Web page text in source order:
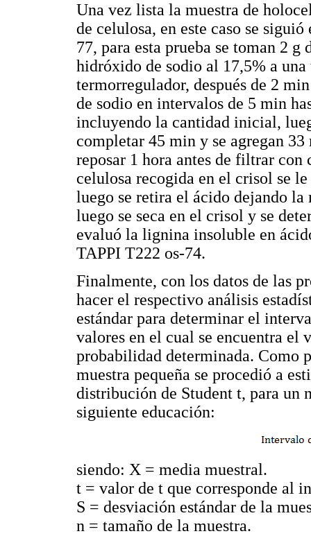
Una vez lista la muestra de
de celulosa, en este caso se
77, para esta prueba se toman 2
hidróxido de sodio al 17,5% a una
termorregulador, después de 2
de sodio en intervalos de 5 min
incluyendo la cantidad inicial,
completar 45 min y se agregan
reposar 1 hora antes de filtrar
celulosa recogida en el crisol se
luego se retira el ácido dejando
luego se seca en el crisol y se
evaluó la lignina insoluble en
TAPPI T222 os-74.
Finalmente, con los datos de las
hacer el respectivo análisis
estándar para determinar el
valores en el cual se encuentra el
probabilidad determinada. Como
muestra pequeña se procedió a
distribución de Student t, para un
siguiente educación:
siendo: X = media muestral.
t = valor de t que corresponde al
S = desviación estándar de la
n = tamaño de la muestra.